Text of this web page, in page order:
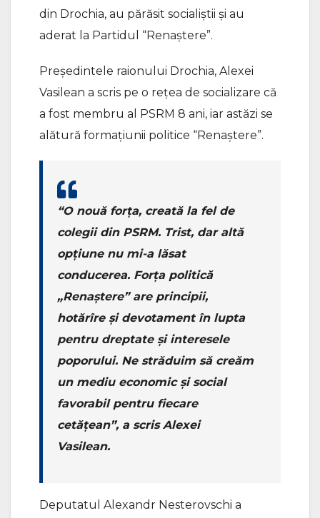
din Drochia, au părăsit socialiștii și au
aderat la Partidul “Renaștere”.
Președintele raionului Drochia, Alexei
Vasilean a scris pe o rețea de socializare că
a fost membru al PSRM 8 ani, iar astăzi se
alătură formațiunii politice “Renaștere”.
“O nouă forța, creată la fel de
colegii din PSRM. Trist, dar altă
opțiune nu mi-a lăsat
conducerea. Forța politică
„Renaștere” are principii,
hotărîre și devotament în lupta
pentru dreptate și interesele
poporului. Ne străduim să creăm
un mediu economic și social
favorabil pentru fiecare
cetățean”, a scris Alexei
Vasilean.
Deputatul Alexandr Nesterovschi a